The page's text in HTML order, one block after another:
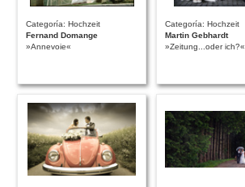
Categoría: Hochzeit
Fernand Domange
»Annevoie«
Categoría: Hochzeit
Martin Gebhardt
»Zeitung...oder ich?«